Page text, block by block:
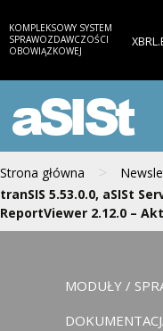
KOMPLEKSOWY SYSTEM
SPRAWOZDAWCZOŚCI
OBOWIĄZKOWEJ
aSISt
Strona główna >
tranSIS 5.53.0.0, aSISt
ReportViewer 2.12.0 –
MODUŁY /